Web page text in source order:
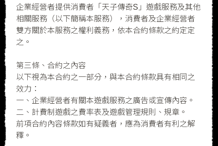
企業經營者提供消費者「天子傳奇S」遊戲服務及其他
相關服務（以下簡稱本服務），消費者及企業經營者
雙方關於本服務之權利義務，依本合約條款之約定定
之。
第三條、合約之內容
以下視為本合約之一部分，與本合約條款具有相同之
效力：
一、企業經營者有關本遊戲服務之廣告或宣傳內容。
二、計費制遊戲之費率表及遊戲管理規則、規章。
前項合約內容條款如有疑義者，應為消費者有利之解
釋。